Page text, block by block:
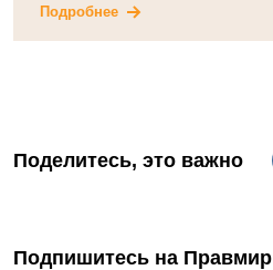
Подробнее
Поделитесь, это важно
Подпишитесь на Правмир